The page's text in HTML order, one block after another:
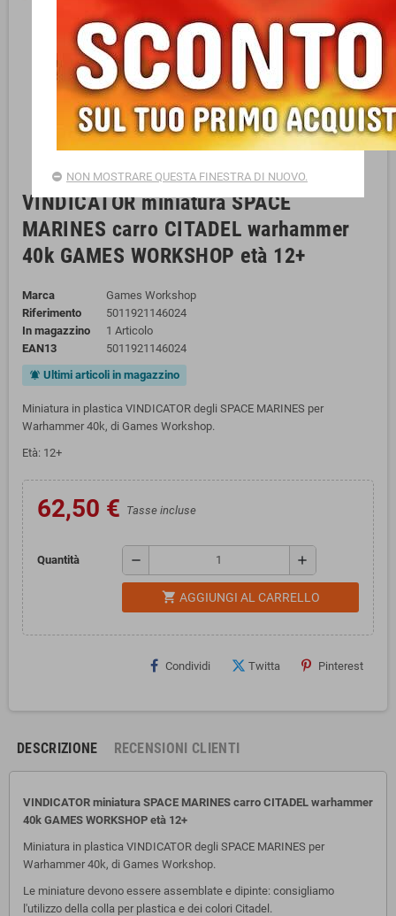
VINDICATOR miniatura SPACE
MARINES carro CITADEL warhammer
40k GAMES WORKSHOP età 12+
Marca
Games Workshop
Riferimento
5011921146024
In magazzino
1 Articolo
EAN13
5011921146024
notifications_active Ultimi articoli in magazzino
Miniatura in plastica VINDICATOR degli SPACE MARINES per
Warhammer 40k, di Games Workshop.
Età: 12+
62,50 € Tasse incluse
Quantità remove add
shopping_cart AGGIUNGI AL CARRELLO
Condividi Twitta Pinterest
DESCRIZIONE RECENSIONI CLIENTI
VINDICATOR miniatura SPACE MARINES carro CITADEL warhammer
40k GAMES WORKSHOP età 12+
Miniatura in plastica VINDICATOR degli SPACE MARINES per
Warhammer 40k, di Games Workshop.
Le miniature devono essere assemblate e dipinte: consigliamo
l'utilizzo della colla per plastica e dei colori Citadel.
NON MOSTRARE QUESTA FINESTRA DI NUOVO.